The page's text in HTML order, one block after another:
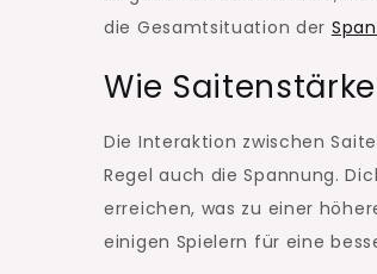
die Gesamtsituation der
Wie
Die Interaktion zwischen
Regel auch die Spannung.
erreichen, was zu einer
einigen Spielern für eine